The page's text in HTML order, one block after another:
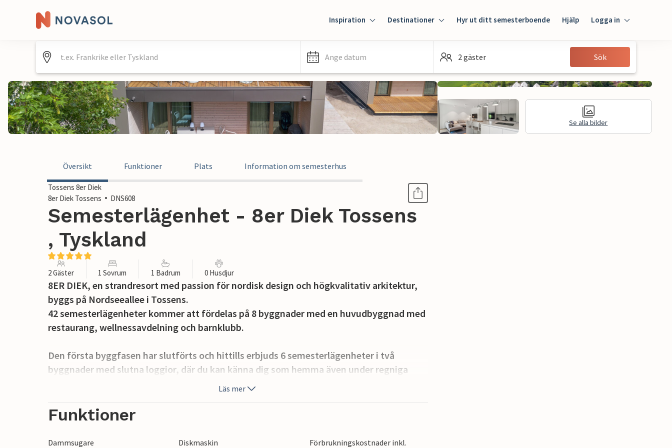
Inspiration Destinationer Hyr ut ditt semesterboende Hjälp Logga in
Gäst
Ange datum 2 gäster Sök
Se alla bilder
Översikt Funktioner Plats Information om semesterhus
Tossens 8er Diek
8er Diek Tossens
DNS608
Semesterlägenhet - 8er Diek Tossens
, Tyskland
2 Gäster 1 Sovrum 1 Badrum 0 Husdjur
8ER DIEK, en strandresort med passion för nordisk design och högkvalitativ arkitektur,
byggs på Nordseeallee i Tossens.
42 semesterlägenheter kommer att fördelas på 8 byggnader med en huvudbyggnad med
restaurang, wellnessavdelning och barnklubb.
Den första byggfasen har slutförts och hittills erbjuds 6 semesterlägenheter i två
byggnader med slutna loggior, där du kan känna dig som hemma även under regniga
lokala klassiker.
Vi inbjuder dig att känna och uppleva denna speciella plats medan den byggs.
Läs mer
Funktioner
Dammsugare Diskmaskin
Förbrukningskostnader inkl.